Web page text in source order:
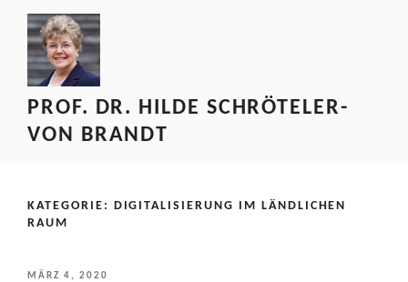
Inhalt
springen
PROF. DR. HILDE SCHRÖTELER-
VON BRANDT
KATEGORIE: DIGITALISIERUNG IM LÄNDLICHEN
RAUM
VERÖFFENTLICHT
MÄRZ 4, 2020